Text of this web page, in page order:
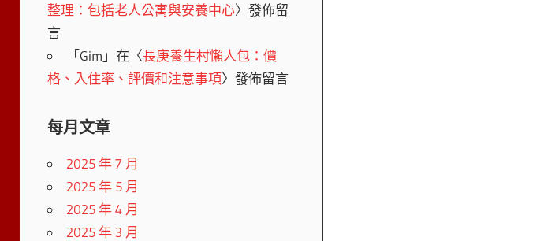
整理：包括老人公寓與安養中心〉發佈留
言
「Gim 」在〈長庚養生村懶人包：價
格、入住率、評價和注意事項〉發佈留言
每月文章
2025 年 7 月
2025 年 5 月
2025 年 4 月
2025 年 3 月